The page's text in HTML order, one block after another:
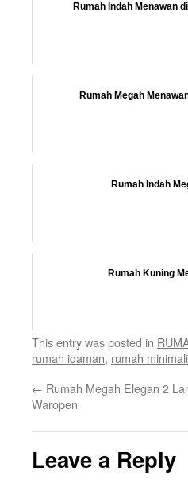
Rumah Indah Menawan
Rumah Megah
Rumah Indah
Rumah Kuning
This entry was posted in
rumah idaman, rumah
← Rumah Megah Elegan 2
Waropen
Leave a Reply